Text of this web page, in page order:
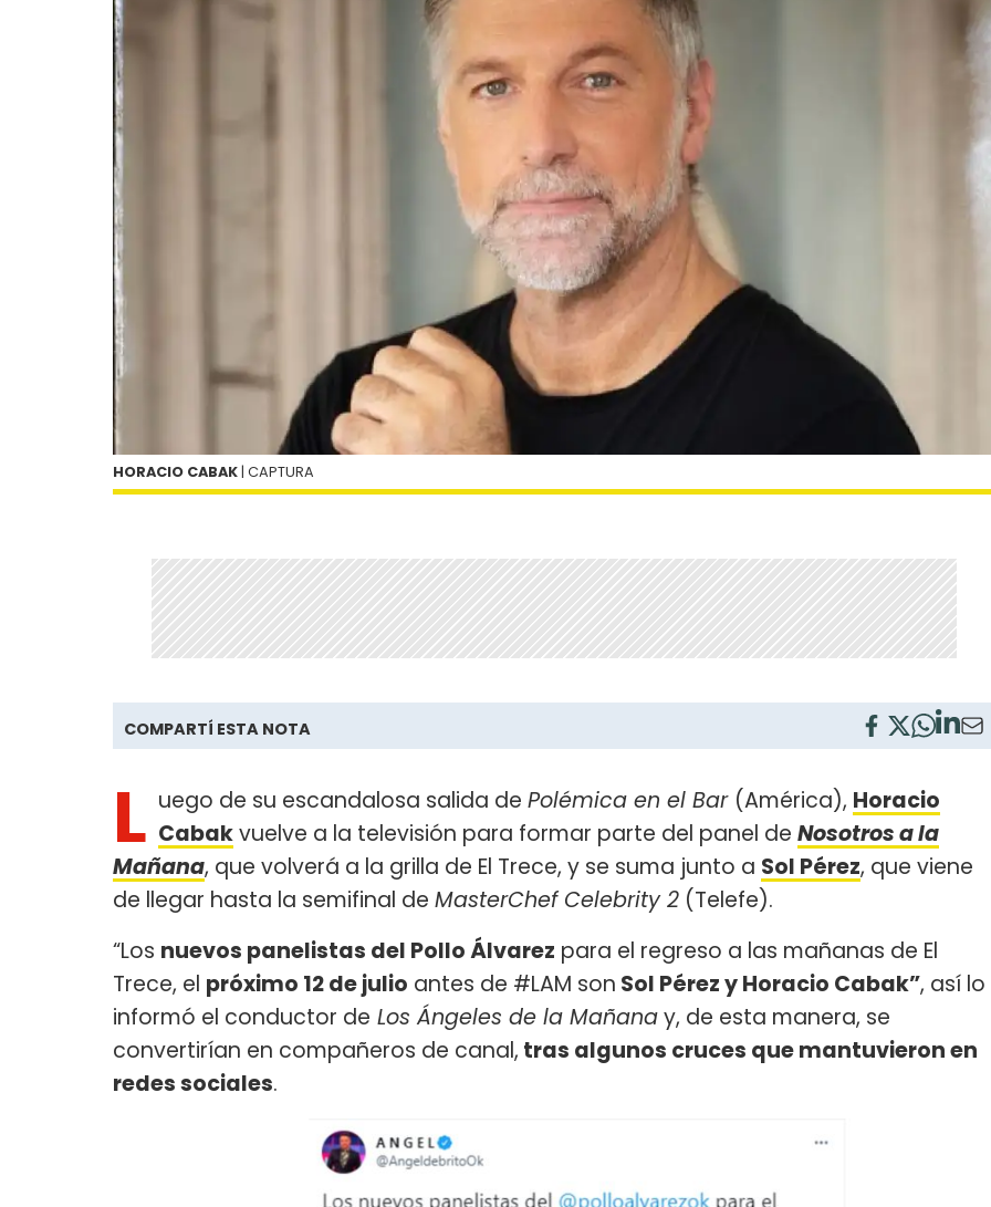
HORACIO CABAK | CAPTURA
COMPARTÍ ESTA NOTA
L uego de su escandalosa salida de Polémica en el Bar (América), Horacio
Cabakvuelve a la televisión para formar parte del panel de Nosotros a la
Mañana, que volverá a la grilla de El Trece, y se suma junto a Sol Pérez, que viene
de llegar hasta la semifinal de MasterChef Celebrity 2 (Telefe).
“Los nuevos panelistas del Pollo Álvarez para el regreso a las mañanas de El
Trece, el próximo 12 de julio antes de #LAM son Sol Pérez y Horacio Cabak”, así lo
informó el conductor de Los Ángeles de la Mañanay, de esta manera, se
convertirían en compañeros de canal, tras algunos cruces que mantuvieron en
redes sociales.